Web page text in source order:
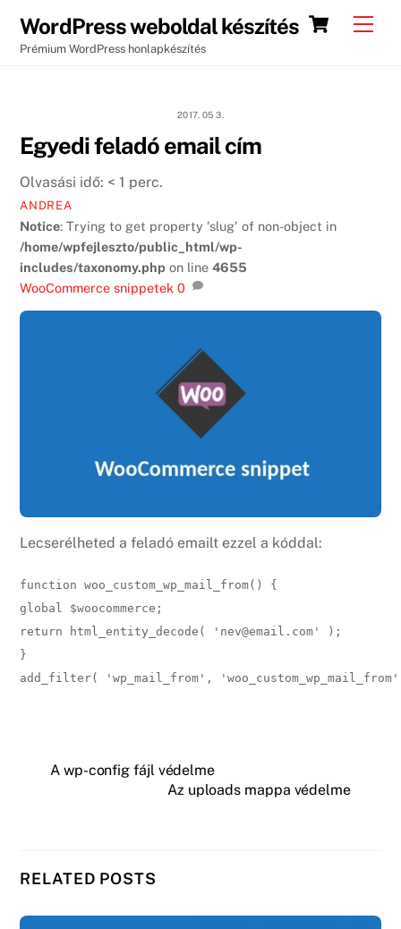
content
Cart
WordPress weboldal készítés
Prémium WordPress honlapkészítés
2017. 05 3.
Egyedi feladó email cím
Olvasási idő: < 1 perc.
ANDREA
Notice: Trying to get property 'slug' of non-object in
/home/wpfejleszto/public_html/wp-
includes/taxonomy.php on line4655
WooCommerce snippetek 0
Lecserélheted a feladó emailt ezzel a kóddal:
function woo_custom_wp_mail_from() {
global $woocommerce;
return html_entity_decode( 'nev@email.com' );
}
add_filter( 'wp_mail_from',
A wp-config fájl védelme
Az uploads mappa védelme
RELATED POSTS